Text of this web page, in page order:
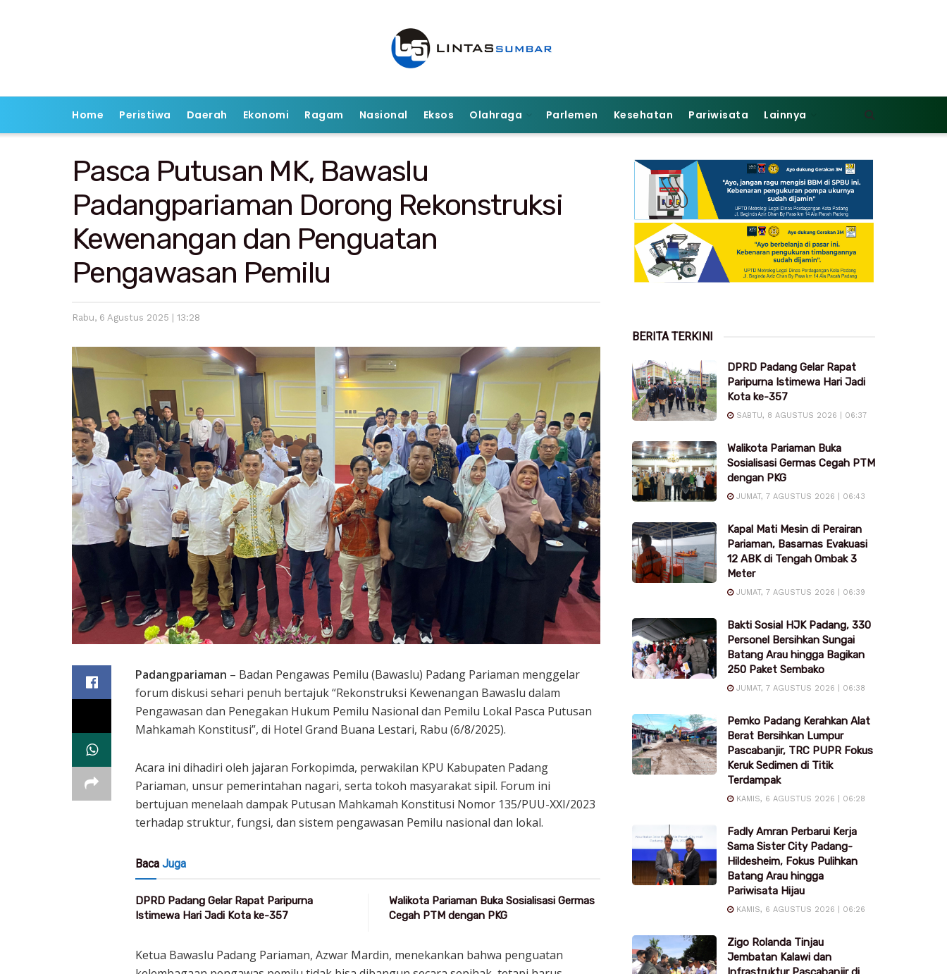
Home Peristiwa Daerah Ekonomi Ragam Nasional Eksos Olahraga Parlemen Kesehatan Pariwisata Lainnya
Pasca Putusan MK, Bawaslu
Padangpariaman Dorong Rekonstruksi
Kewenangan dan Penguatan
Pengawasan Pemilu
Rabu, 6 Agustus 2025 | 13:28
Padangpariaman – Badan Pengawas Pemilu (Bawaslu) Padang Pariaman menggelar
forum diskusi sehari penuh bertajuk “Rekonstruksi Kewenangan Bawaslu dalam
Pengawasan dan Penegakan Hukum Pemilu Nasional dan Pemilu Lokal Pasca Putusan
Mahkamah Konstitusi”, di Hotel Grand Buana Lestari, Rabu (6/8/2025).
Acara ini dihadiri oleh jajaran Forkopimda, perwakilan KPU Kabupaten Padang
Pariaman, unsur pemerintahan nagari, serta tokoh masyarakat sipil. Forum ini
bertujuan menelaah dampak Putusan Mahkamah Konstitusi Nomor 135/PUU-XXI/2023
terhadap struktur, fungsi, dan sistem pengawasan Pemilu nasional dan lokal.
Baca Juga
DPRD Padang Gelar Rapat Paripurna
Istimewa Hari Jadi Kota ke-357
Walikota Pariaman Buka Sosialisasi Germas
Cegah PTM dengan PKG
Ketua Bawaslu Padang Pariaman, Azwar Mardin, menekankan bahwa penguatan
BERITA TERKINI
DPRD Padang Gelar Rapat
Paripurna Istimewa Hari Jadi
Kota ke-357
SABTU, 8 AGUSTUS 2026 | 06:37
Walikota Pariaman Buka
Sosialisasi Germas Cegah PTM
dengan PKG
JUMAT, 7 AGUSTUS 2026 | 06:43
Kapal Mati Mesin di Perairan
Pariaman, Basarnas Evakuasi
12 ABK di Tengah Ombak 3
Meter
JUMAT, 7 AGUSTUS 2026 | 06:39
Bakti Sosial HJK Padang, 330
Personel Bersihkan Sungai
Batang Arau hingga Bagikan
250 Paket Sembako
JUMAT, 7 AGUSTUS 2026 | 06:38
Pemko Padang Kerahkan Alat
Berat Bersihkan Lumpur
Pascabanjir, TRC PUPR Fokus
Keruk Sedimen di Titik
Terdampak
KAMIS, 6 AGUSTUS 2026 | 06:28
Fadly Amran Perbarui Kerja
Sama Sister City Padang-
Hildesheim, Fokus Pulihkan
Batang Arau hingga
Pariwisata Hijau
KAMIS, 6 AGUSTUS 2026 | 06:26
Zigo Rolanda Tinjau
Jembatan Kalawi dan